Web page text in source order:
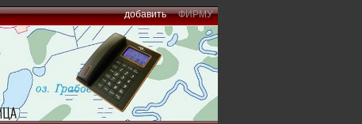
добавить ФИРМУ